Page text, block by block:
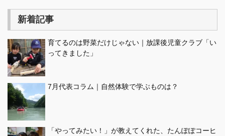
新着記事
育てるのは野菜だけじゃない｜放課後児童クラブ「い
ってきました」
7月代表コラム｜自然体験で学ぶものは？
「やってみたい！」が教えてくれた、たんぽぽコーヒ